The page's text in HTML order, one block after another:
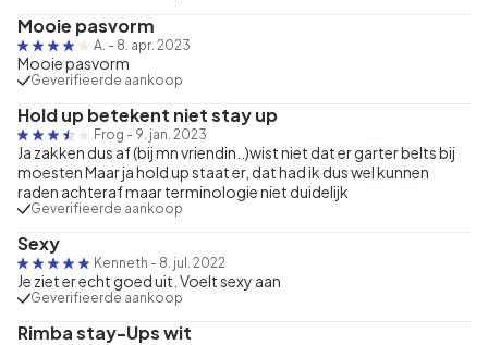
Mooie pasvorm
A. - 8. apr. 2023
Mooie pasvorm
Geverifieerde aankoop
Hold up betekent niet stay up
Frog - 9. jan. 2023
Ja zakken dus af (bij mn vriendin..)wist niet dat er garter belts bij
moesten Maar ja hold up staat er, dat had ik dus wel kunnen
raden achteraf maar terminologie niet duidelijk
Geverifieerde aankoop
Sexy
Kenneth - 8. jul. 2022
Je ziet er echt goed uit. Voelt sexy aan
Geverifieerde aankoop
Rimba stay-Ups wit